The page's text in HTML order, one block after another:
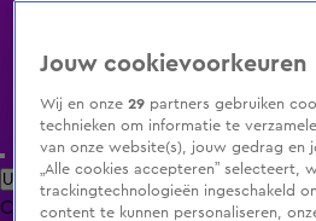
Uitzending Gemist Populaire programma's
ClipsFilmsRadioSmart TV inlog
Jouw cookievoorkeuren
Wij en onze29 partners gebruiken
technieken om informatie te
van onze website(s), jouw gedrag en
„Alle cookies accepteren” selecteert,
trackingtechnologieën ingeschakeld
content te kunnen personaliseren,